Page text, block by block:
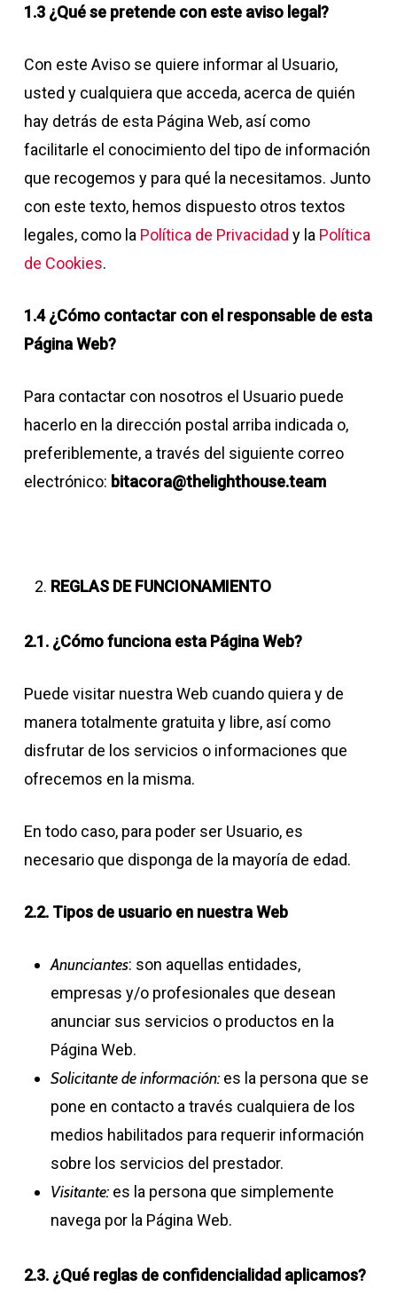
1.3 ¿Qué se pretende con este aviso legal?
Con este Aviso se quiere informar al Usuario,
usted y cualquiera que acceda, acerca de quién
hay detrás de esta Página Web, así como
facilitarle el conocimiento del tipo de información
que recogemos y para qué la necesitamos. Junto
con este texto, hemos dispuesto otros textos
legales, como la Política de Privacidad y la Política
de Cookies.
1.4 ¿Cómo contactar con el responsable de esta
Página Web?
Para contactar con nosotros el Usuario puede
hacerlo en la dirección postal arriba indicada o,
preferiblemente, a través del siguiente correo
electrónico: bitacora@thelighthouse.team
REGLAS DE FUNCIONAMIENTO
2.1. ¿Cómo funciona esta Página Web?
Puede visitar nuestra Web cuando quiera y de
manera totalmente gratuita y libre, así como
disfrutar de los servicios o informaciones que
ofrecemos en la misma.
En todo caso, para poder ser Usuario, es
necesario que disponga de la mayoría de edad.
2.2. Tipos de usuario en nuestra Web
Anunciantes: son aquellas entidades,
empresas y/o profesionales que desean
anunciar sus servicios o productos en la
Página Web.
Solicitante de información:es la persona que se
pone en contacto a través cualquiera de los
medios habilitados para requerir información
sobre los servicios del prestador.
Visitante:es la persona que simplemente
navega por la Página Web.
2.3. ¿Qué reglas de confidencialidad aplicamos?